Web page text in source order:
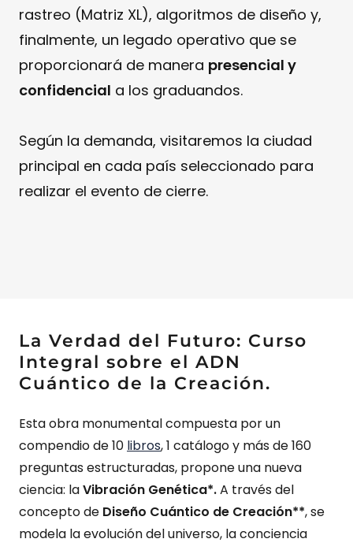
rastreo (Matriz XL), algoritmos de diseño y,
finalmente, un legado operativo que se
proporcionará de manera presencial y
confidencial a los graduandos.
Según la demanda, visitaremos la ciudad
principal en cada país seleccionado para
realizar el evento de cierre.
La Verdad del Futuro: Curso
Integral sobre el ADN
Cuántico de la Creación.
Esta obra monumental compuesta por un
compendio de 10 libros, 1 catálogo y más de 160
preguntas estructuradas, propone una nueva
ciencia: laVibración Genética*.A través del
concepto de Diseño Cuántico de Creación**, se
modela la evolución del universo, la conciencia